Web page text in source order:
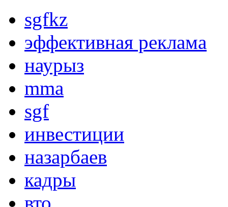
sgfkz
эффективная реклама
наурыз
mma
sgf
инвестиции
назарбаев
кадры